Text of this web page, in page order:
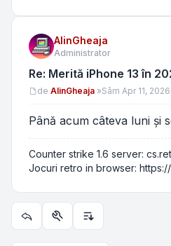
AlinGheaja
Administrator
Re: Merită iPhone 13 în
Mesaj
de AlinGheaja »Sâm Apr 11,
Până acum câteva luni și
Counter strike 1.6 server:
Jocuri retro in browser:
Utilitare subiectOpțiuni de sortare